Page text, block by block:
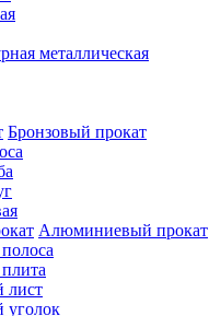
металлическая
Бронзовый прокат
Алюминиевый прокат
лист